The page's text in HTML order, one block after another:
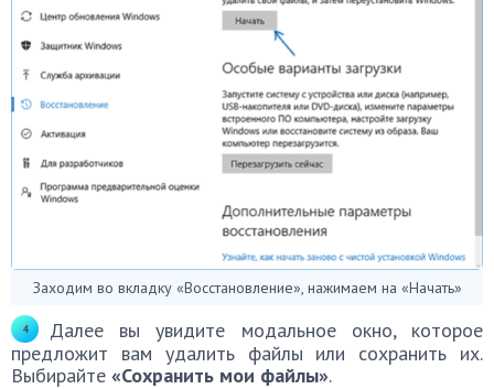
Заходим во вкладку «Восстановление», нажимаем на «Начать»
Далее вы увидите модальное окно, которое
предложит вам удалить файлы или сохранить их.
Выбирайте «Сохранить мои файлы».